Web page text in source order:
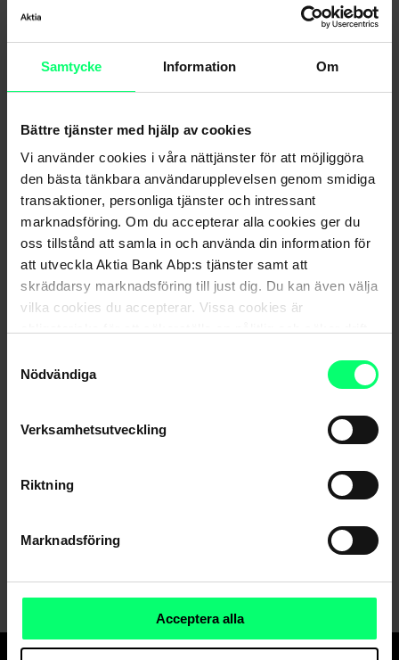
Samtycke Information Om
Bättre tjänster med hjälp av cookies
Vi använder cookies i våra nättjänster för att möjliggöra
den bästa tänkbara användarupplevelsen genom smidiga
transaktioner, personliga tjänster och intressant
marknadsföring. Om du accepterar alla cookies ger du
oss tillstånd att samla in och använda din information för
att utveckla Aktia Bank Abp:s tjänster samt att
skräddarsy marknadsföring till just dig. Du kan även välja
vilka cookies du accepterar. Vissa cookies är
Nödvändiga
Verksamhetsutveckling
Riktning
Marknadsföring
Acceptera alla
www.aktia.fi i webbläsarens adressfält.
kontakta kundtjänsten om du märker något
Var kritisk mot lockande erbjudanden.
Läs mer hur du sköter ärenden tryggt